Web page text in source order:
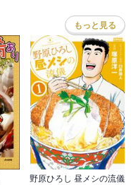
もっと見る
野原ひろし 昼メシの流儀